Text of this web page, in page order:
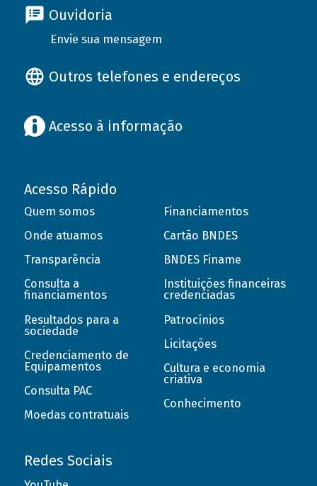
Ouvidoria
Envie sua mensagem
Outros telefones e endereços
Acesso à informação
Acesso Rápido
Quem somos
Onde atuamos
Transparência
Consulta a
financiamentos
Resultados para a
sociedade
Credenciamento de
Equipamentos
Consulta PAC
Moedas contratuais
Financiamentos
Cartão BNDES
BNDES Finame
Instituições financeiras
credenciadas
Patrocínios
Licitações
Cultura e economia
criativa
Conhecimento
Redes Sociais